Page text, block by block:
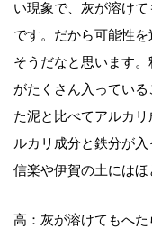
い現象で、灰が溶け
です。だから可能性
そうだなと思います。
がたくさん入ってい
た泥と比べてアルカ
ルカリ成分と鉄分が
信楽や伊賀の土にはほ
高：灰が溶けてもへ